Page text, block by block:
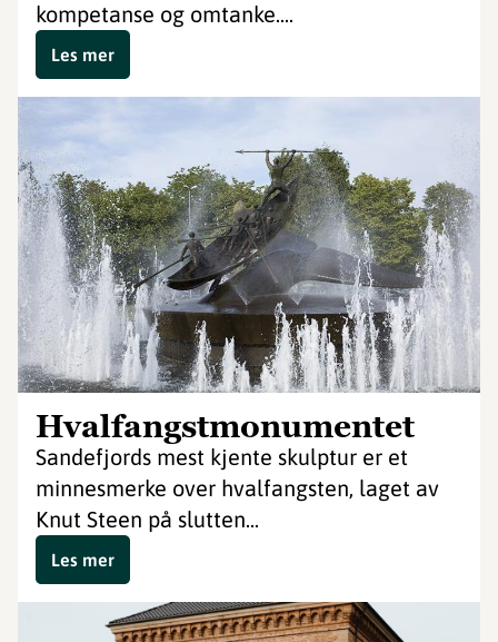
kompetanse og omtanke....
Les mer
Hvalfangstmonumentet
Sandefjords mest kjente skulptur er et
minnesmerke over hvalfangsten, laget av
Knut Steen på slutten...
Les mer